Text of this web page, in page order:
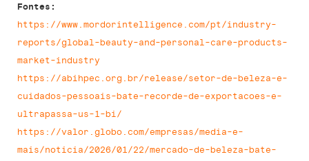
Fontes:
https://www.mordorintelligence.com/pt/industry-
reports/global-beauty-and-personal-care-products-
market-industry
https://abihpec.org.br/release/setor-de-beleza-e-
cuidados-pessoais-bate-recorde-de-exportacoes-e-
ultrapassa-us-1-bi/
https://valor.globo.com/empresas/media-e-
mais/noticia/2026/01/22/mercado-de-beleza-bate-